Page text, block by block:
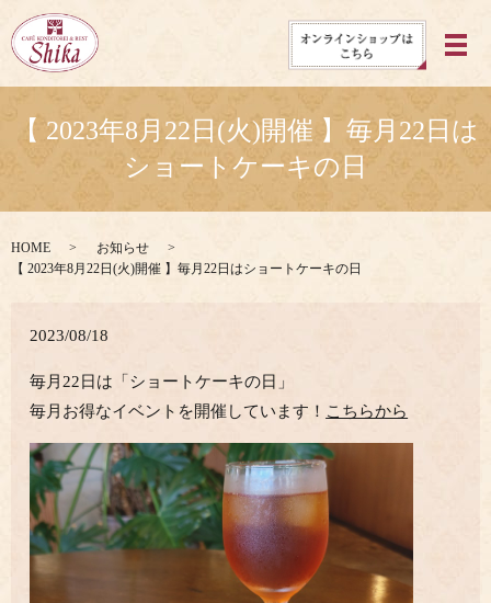
メ
【 2023年8月22日(火)開催 】毎月22日は
ショートケーキの日
HOME
お知らせ
【 2023年8月22日(火)開催 】毎月22日はショートケーキの日
2023/08/18
毎月22日は「ショートケーキの日」
毎月お得なイベントを開催しています！ こちらから